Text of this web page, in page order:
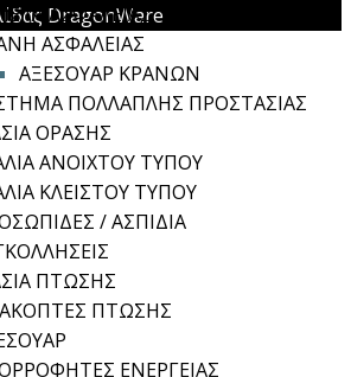
ΑΣΦΑΛΕΙΑΣ
ΑΣΦΑΛΕΙΑΣ
ΑΞΕΣΟΥΑΡ ΚΡΑΝΩΝ
ΠΟΛΛΑΠΛΗΣ ΠΡΟΣΤΑΣΙΑΣ
ΟΡΑΣΗΣ
ΑΝΟΙΧΤΟΥ ΤΥΠΟΥ
ΚΛΕΙΣΤΟΥ ΤΥΠΟΥ
/ ΑΣΠΙΔΙΑ
ΠΤΩΣΗΣ
ΠΤΩΣΗΣ
ΕΝΕΡΓΕΙΑΣ
DragonWare